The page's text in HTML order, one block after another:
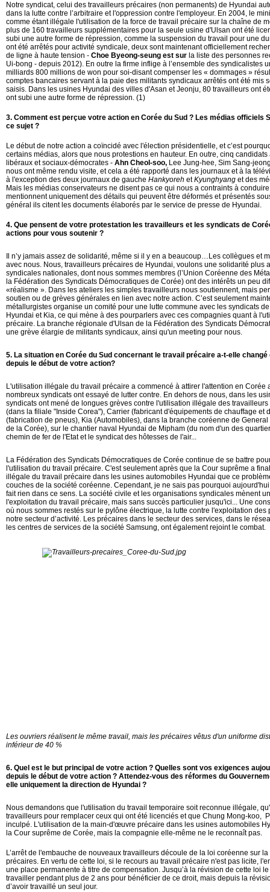
Notre syndicat, celui des travailleurs précaires (non permanents) de Hyundai
dans la lutte contre l’arbitraire et l'oppression contre l'employeur. En 2004, le
comme étant illégale l'utilisation de la force de travail précaire sur la chaîne de
plus de 160 travailleurs supplémentaires pour la seule usine d'Ulsan ont été
subi une autre forme de répression, comme la suspension du travail pour une
ont été arrêtés pour activité syndicale, deux sont maintenant officiellement
de ligne à haute tension - Choe Byeong-seung est sur la liste des personnes
Ui-bong - depuis 2012). En outre la firme inflige à l’ensemble des syndicalistes
milliards 800 millions de won pour soi-disant compenser les « dommages »
comptes bancaires servant à la paie des militants syndicaux arrêtés ont été mis
saisis. Dans les usines Hyundai des villes d'Asan et Jeonju, 80 travailleurs ont
ont subi une autre forme de répression. (1)
3. Comment est perçue votre action en Corée du Sud ? Les médias officiels
ce sujet ?
Le début de notre action a coïncidé avec l'élection présidentielle, et c’est
certains médias, alors que nous protestions en hauteur. En outre, cinq
libéraux et sociaux-démocrates - Ahn Cheol-soo, Lee Jung-hee, Sim Sang-
nous ont même rendu visite, et cela a été rapporté dans les journaux et à la
à l'exception des deux journaux de gauche Hankyoreh etKyunghyang et des
Mais les médias conservateurs ne disent pas ce qui nous a contraints à
mentionnent uniquement des détails qui peuvent être déformés et présentés
général ils citent les documents élaborés par le service de presse de Hyundai.
4. Que pensent de votre protestation les travailleurs et les syndicats de
actions pour vous soutenir ?
Il n’y jamais assez de solidarité, même si il y en a beaucoup…Les collègues et
avec nous. Nous, travailleurs précaires de Hyundai, voulons une solidarité plus
syndicales nationales, dont nous sommes membres (l’Union Coréenne des
la Fédération des Syndicats Démocratiques de Corée) ont des intérêts un peu
«réalisme ». Dans les ateliers les simples travailleurs nous soutiennent, mais
soutien ou de grèves générales en lien avec notre action. C’est seulement
métallurgistes organise un comité pour une lutte commune avec les syndicats
Hyundai et Kia, ce qui mène à des pourparlers avec ces compagnies quant à
précaire. La branche régionale d'Ulsan de la Fédération des Syndicats
une grève élargie de militants syndicaux, ainsi qu'un meeting pour nous.
5. La situation en Corée du Sud concernant le travail précaire a-t-elle
depuis le début de votre action?
L'utilisation illégale du travail précaire a commencé à attirer l'attention en Corée
nombreux syndicats ont essayé de lutter contre. En dehors de nous, dans les
syndicats ont mené de longues grèves contre l'utilisation illégale des
(dans la filiale "Inside Corea"), Carrier (fabricant d'équipements de chauffage et
(fabrication de pneus), Kia (Automobiles), dans la branche coréenne de
de la Corée), sur le chantier naval Hyundai de Mipham (du nom d'un des
chemin de fer de l'Etat et le syndicat des hôtesses de l'air...
La Fédération des Syndicats Démocratiques de Corée continue de se battre
l'utilisation du travail précaire. C'est seulement après que la Cour suprême a
illégale du travail précaire dans les usines automobiles Hyundai que ce
couches de la société coréenne. Cependant, je ne sais pas pourquoi
fait rien dans ce sens. La société civile et les organisations syndicales mènent
l'exploitation du travail précaire, mais sans succès particulier jusqu'ici... Une
où nous sommes restés sur le pylône électrique, la lutte contre l'exploitation des
notre secteur d’activité. Les précaires dans le secteur des services, dans le
les centres de services de la société Samsung, ont également rejoint le combat.
Les ouvriers réalisent le même travail, mais les précaires vêtus d'un uniforme
inférieur de 40 %
6. Quel est le but principal de votre action ? Quelles sont vos exigences
depuis le début de votre action ? Attendez-vous des réformes du
elle uniquement la direction de Hyundai ?
Nous demandons que l'utilisation du travail temporaire soit reconnue illégale,
travailleurs pour remplacer ceux qui ont été licenciés et que Chung Mong-koo,
inculpé. L'utilisation de la main-d'œuvre précaire dans les usines automobiles
la Cour suprême de Corée, mais la compagnie elle-même ne le reconnaît pas.
L’arrêt de l'embauche de nouveaux travailleurs découle de la loi coréenne sur
précaires. En vertu de cette loi, si le recours au travail précaire n'est pas licite,
une place permanente à titre de compensation. Jusqu’à la révision de cette loi
travailler pendant plus de 2 ans pour bénéficier de ce droit, mais depuis la
d’avoir travaillé un seul jour.